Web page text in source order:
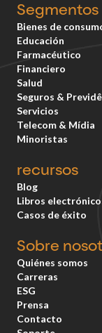
Segmentos
Bienes de
Educación
Farmacéutico
Financiero
Salud
Seguros &
Servicios
Telecom & Mídia
Minoristas
recursos
Blog
Libros
Casos de éxito
Sobre
Quiénes somos
Carreras
ESG
Prensa
Contacto